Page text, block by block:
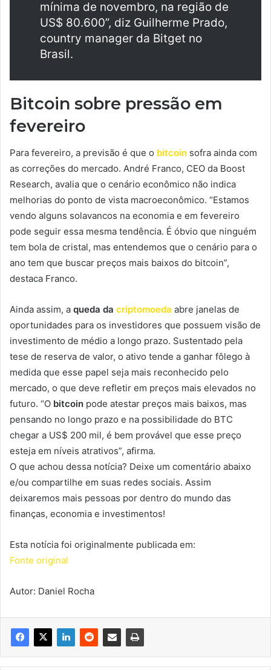
mínima de novembro, na região de
US$ 80.600”, diz Guilherme Prado,
country manager da Bitget no
Brasil.
Bitcoin sobre pressão em
fevereiro
Para fevereiro, a previsão é que o bitcoin sofra ainda com
as correções do mercado. André Franco, CEO da Boost
Research, avalia que o cenário econômico não indica
melhorias do ponto de vista macroeconômico. “Estamos
vendo alguns solavancos na economia e em fevereiro
pode seguir essa mesma tendência. É óbvio que ninguém
tem bola de cristal, mas entendemos que o cenário para o
ano tem que buscar preços mais baixos do bitcoin”,
destaca Franco.
Ainda assim, a queda da criptomoeda abre janelas de
oportunidades para os investidores que possuem visão de
investimento de médio a longo prazo. Sustentado pela
tese de reserva de valor, o ativo tende a ganhar fôlego à
medida que esse papel seja mais reconhecido pelo
mercado, o que deve refletir em preços mais elevados no
futuro. “O bitcoin pode atestar preços mais baixos, mas
pensando no longo prazo e na possibilidade do BTC
chegar a US$ 200 mil, é bem provável que esse preço
esteja em níveis atrativos”, afirma.
O que achou dessa notícia? Deixe um comentário abaixo
e/ou compartilhe em suas redes sociais. Assim
deixaremos mais pessoas por dentro do mundo das
finanças, economia e investimentos!
Esta notícia foi originalmente publicada em:
Fonte original
Autor: Daniel Rocha